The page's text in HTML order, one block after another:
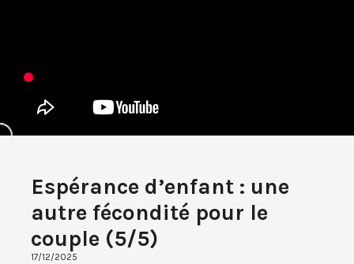
Espérance d’enfant : une
autre fécondité pour le
couple (5/5)
17/12/2025